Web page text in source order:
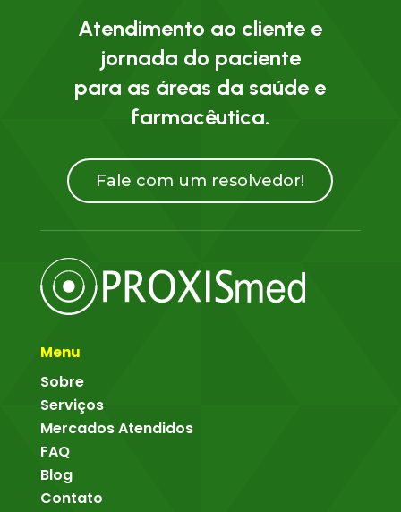
Atendimento ao cliente e
jornada do paciente
para as áreas da saúde e
farmacêutica.
Fale com um resolvedor!
Menu
Sobre
Serviços
Mercados Atendidos
FAQ
Blog
Contato